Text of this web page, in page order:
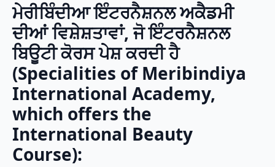
ਮੇਰੀਬਿੰਦੀਆ ਇੰਟਰਨੈਸ਼ਨਲ ਅਕੈਡਮੀ
ਦੀਆਂ ਵਿਸ਼ੇਸ਼ਤਾਵਾਂ, ਜੋ ਇੰਟਰਨੈਸ਼ਨਲ
ਬਿਊਟੀ ਕੋਰਸ ਪੇਸ਼ ਕਰਦੀ ਹੈ
(Specialities of Meribindiya
International Academy,
which offers the
International Beauty
Course):